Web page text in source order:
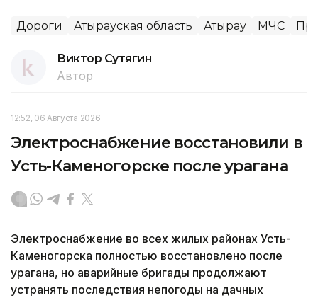
Дороги Атырауская область Атырау МЧС
Виктор Сутягин
Автор
12:52, 06 Августа 2026
Электроснабжение восстановили в
Усть-Каменогорске после урагана
Электроснабжение во всех жилых районах Усть-
Каменогорска полностью восстановлено после
урагана, но аварийные бригады продолжают
устранять последствия непогоды на дачных